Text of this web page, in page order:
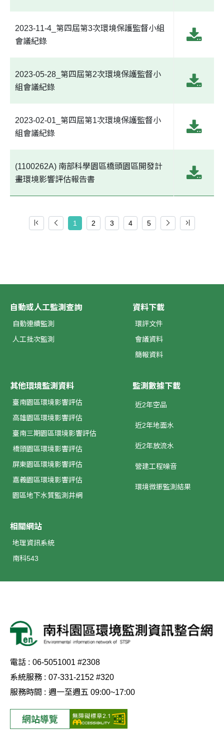
2023-11-4_第四屆第3次環境保護監督小組
會議紀錄
2023-05-28_第四屆第2次環境保護監督小
組會議紀錄
2023-02-01_第四屆第1次環境保護監督小
組會議紀錄
(1100262A) 南部科學園區橋頭園區開發計
畫環境影響評估報告書
1 2 3 4 5
自動或人工監測查詢
自動連續監測
人工批次監測
其他環境監測資料
臺南園區環境影響評估
高雄園區環境影響評估
臺南三期園區環境影響評估
橋頭園區環境影響評估
屏東園區環境影響評估
嘉義園區環境影響評估
園區地下水質監測井網
監測數據下載
近2年空品
近2年地面水
近2年放流水
營建工程噪音
環境微振監測結果
資料下載
環評文件
會議資料
簡報資料
相關網站
地理資訊系統
南科543
電話 : 06-5051001 #2308
系統服務 : 07-331-2152 #320
服務時間 : 週一至週五 09:00~17:00
網站導覽